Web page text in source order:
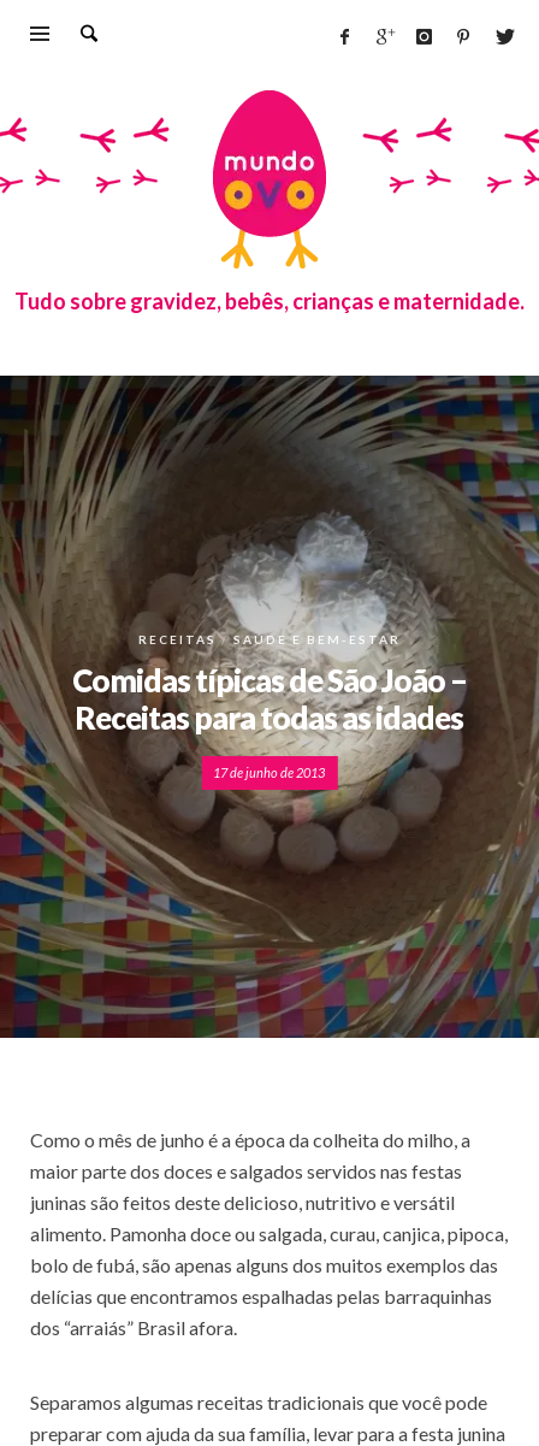
Tudo sobre gravidez, bebês, crianças e maternidade.
RECEITAS SAÚDE E BEM-ESTAR
Comidas típicas de São João –
Receitas para todas as idades
17 de junho de 2013
Como o mês de junho é a época da colheita do milho, a
maior parte dos doces e salgados servidos nas festas
juninas são feitos deste delicioso, nutritivo e versátil
alimento. Pamonha doce ou salgada, curau, canjica, pipoca,
bolo de fubá, são apenas alguns dos muitos exemplos das
delícias que encontramos espalhadas pelas barraquinhas
dos “arraiás” Brasil afora.
Separamos algumas receitas tradicionais que você pode
preparar com ajuda da sua família, levar para a festa junina